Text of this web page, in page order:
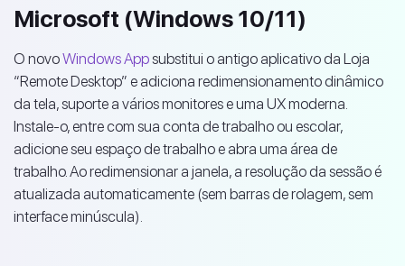
Microsoft (Windows 10/11)
O novoWindows Appsubstitui o antigo aplicativo da Loja
“Remote Desktop” e adiciona redimensionamento dinâmico
da tela, suporte a vários monitores e uma UX moderna.
Instale-o, entre com sua conta de trabalho ou escolar,
adicione seu espaço de trabalho e abra uma área de
trabalho. Ao redimensionar a janela, a resolução da sessão é
atualizada automaticamente (sem barras de rolagem, sem
interface minúscula).